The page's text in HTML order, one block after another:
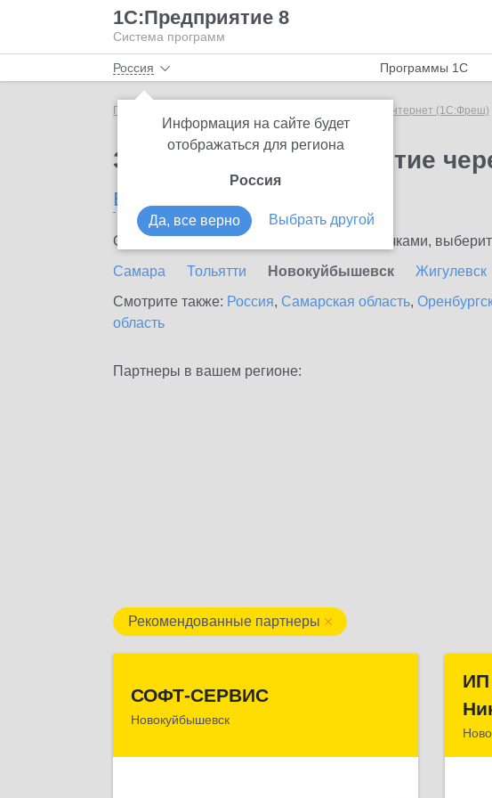
1С:Предприятие 8
Система программ
Россия
Информация на сайте будет
отображаться для региона
Россия
Да, все верно Выбрать другой
Программы 1С
Главная 1С:Предприятие через Интернет (1С:Фреш)
Заказать 1С:Предприятие
в Новокуйбышевске
Ознакомьтесь с информационными карточками,
Самара
Тольятти Новокуйбышевск Жигулевск
Смотрите также: Россия, Самарская область,
область
Партнеры в вашем регионе:
Рекомендованные партнеры
СОФТ-СЕРВИС
Новокуйбышевск
ИП